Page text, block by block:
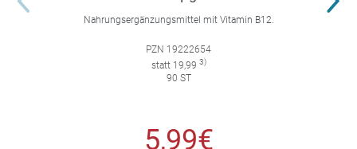
Nahrungsergänzungsmittel mit Vitamin B12.
PZN 19222654
statt 19,99 3)
90 ST
5,99€